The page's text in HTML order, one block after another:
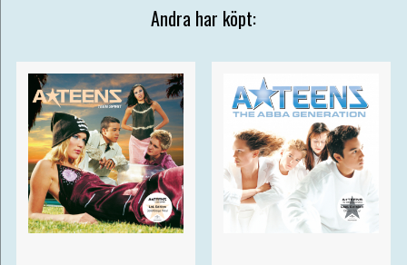
Andra har köpt: